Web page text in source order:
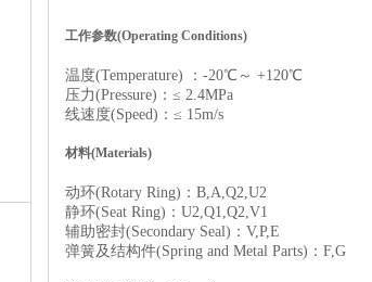
工作参数(Operating Conditions)
温度(Temperature) ：-20℃～ +120℃
压力(Pressure)：≤ 2.4MPa
线速度(Speed)：≤ 15m/s
材料(Materials)
动环(Rotary Ring)：B,A,Q2,U2
静环(Seat Ring)：U2,Q1,Q2,V1
辅助密封(Secondary Seal)：V,P,E
弹簧及结构件(Spring and Metal Parts)：F,G